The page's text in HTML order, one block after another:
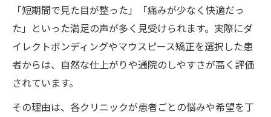
「短期間で見た目が整った」「痛みが少なく快適だっ
た」といった満足の声が多く見受けられます。実際にダ
イレクトボンディングやマウスピース矯正を選択した患
者からは、自然な仕上がりや通院のしやすさが高く評価
されています。
その理由は、各クリニックが患者ごとの悩みや希望を丁